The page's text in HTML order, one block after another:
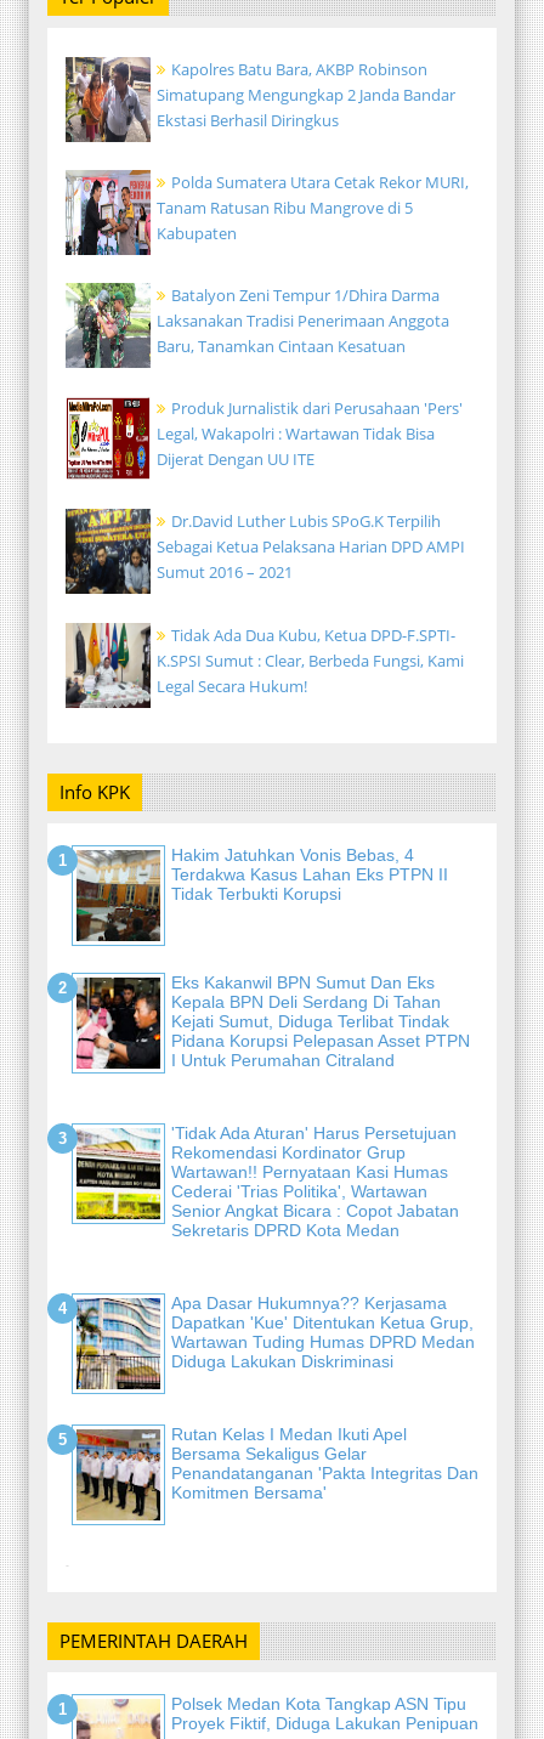
Kapolres Batu Bara, AKBP Robinson
Simatupang Mengungkap 2 Janda Bandar
Ekstasi Berhasil Diringkus
Polda Sumatera Utara Cetak Rekor MURI,
Tanam Ratusan Ribu Mangrove di 5
Kabupaten
Batalyon Zeni Tempur 1/Dhira Darma
Laksanakan Tradisi Penerimaan Anggota
Baru, Tanamkan Cintaan Kesatuan
Produk Jurnalistik dari Perusahaan 'Pers'
Legal, Wakapolri : Wartawan Tidak Bisa
Dijerat Dengan UU ITE
Dr.David Luther Lubis SPoG.K Terpilih
Sebagai Ketua Pelaksana Harian DPD AMPI
Sumut 2016 – 2021
Tidak Ada Dua Kubu, Ketua DPD-F.SPTI-
K.SPSI Sumut : Clear, Berbeda Fungsi, Kami
Legal Secara Hukum!
Info KPK
Hakim Jatuhkan Vonis Bebas, 4
Terdakwa Kasus Lahan Eks PTPN II
Tidak Terbukti Korupsi
Eks Kakanwil BPN Sumut Dan Eks
Kepala BPN Deli Serdang Di Tahan
Kejati Sumut, Diduga Terlibat Tindak
Pidana Korupsi Pelepasan Asset PTPN
I Untuk Perumahan Citraland
'Tidak Ada Aturan' Harus Persetujuan
Rekomendasi Kordinator Grup
Wartawan!! Pernyataan Kasi Humas
Cederai 'Trias Politika', Wartawan
Senior Angkat Bicara : Copot Jabatan
Sekretaris DPRD Kota Medan
Apa Dasar Hukumnya?? Kerjasama
Dapatkan 'Kue' Ditentukan Ketua Grup,
Wartawan Tuding Humas DPRD Medan
Diduga Lakukan Diskriminasi
Rutan Kelas I Medan Ikuti Apel
Bersama Sekaligus Gelar
Penandatanganan 'Pakta Integritas Dan
Komitmen Bersama'
-
PEMERINTAH DAERAH
Polsek Medan Kota Tangkap ASN Tipu
Proyek Fiktif, Diduga Lakukan Penipuan